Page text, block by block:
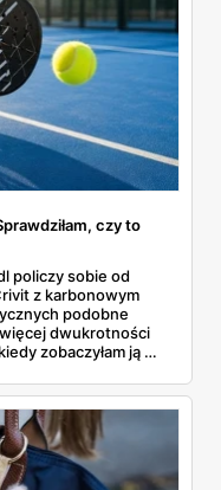
czy to
policzy sobie od
z karbonowym
podobne
dwukrotności
zobaczyłam ją w
kortów przybywa
Sprawdziłam, co
i komu taka rakieta